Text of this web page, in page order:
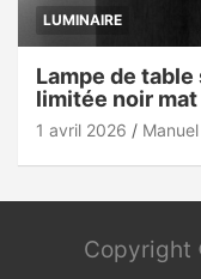
LUMINAIRE
Lampe de
limitée noir mat
1 avril 2026 Manuel
Copyright